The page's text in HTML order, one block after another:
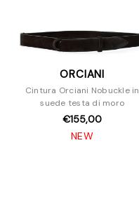
ORCIANI
Cintura Orciani Nobuckle in
suede testa di moro
€155,00
NEW